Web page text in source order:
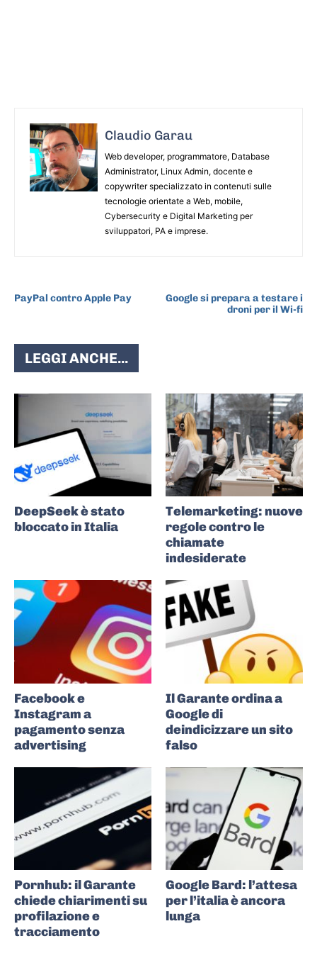
Claudio Garau
Web developer, programmatore, Database
Administrator, Linux Admin, docente e
copywriter specializzato in contenuti sulle
tecnologie orientate a Web, mobile,
Cybersecurity e Digital Marketing per
sviluppatori, PA e imprese.
PayPal contro Apple Pay
Google si prepara a testare i
droni per il Wi-fi
LEGGI ANCHE...
DeepSeek è stato
bloccato in Italia
Telemarketing: nuove
regole contro le
chiamate
indesiderate
Facebook e
Instagram a
pagamento senza
advertising
Il Garante ordina a
Google di
deindicizzare un sito
falso
Pornhub: il Garante
chiede chiarimenti su
profilazione e
tracciamento
Google Bard: l’attesa
per l’italia è ancora
lunga